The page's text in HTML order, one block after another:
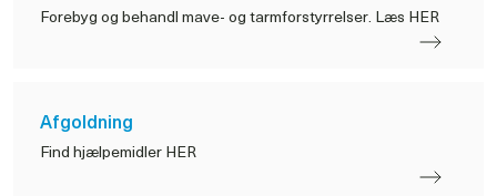
Forebyg og behandl mave- og tarmforstyrrelser. Læs HER
Afgoldning
Find hjælpemidler HER